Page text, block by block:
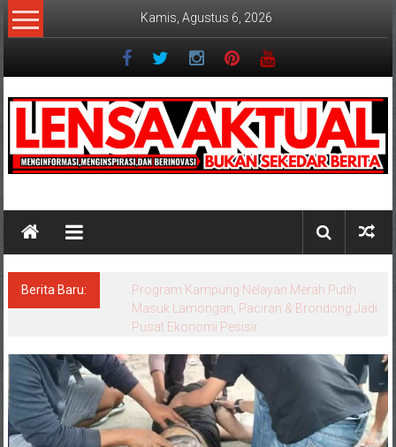
Lompat
ke
Kamis, Agustus 6, 2026
Berita Baru:
Program Kampung Nelayan Merah Putih
Masuk Lamongan, Paciran & Brondong Jadi
Pusat Ekonomi Pesisir